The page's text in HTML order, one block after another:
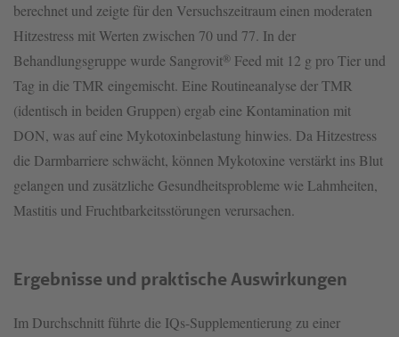
berechnet und zeigte für den Versuchszeitraum einen moderaten
Hitzestress mit Werten zwischen 70 und 77. In der
Behandlungsgruppe wurde Sangrovit® Feed mit 12 g pro Tier und
Tag in die TMR eingemischt. Eine Routineanalyse der TMR
(identisch in beiden Gruppen) ergab eine Kontamination mit
DON, was auf eine Mykotoxinbelastung hinwies. Da Hitzestress
die Darmbarriere schwächt, können Mykotoxine verstärkt ins Blut
gelangen und zusätzliche Gesundheitsprobleme wie Lahmheiten,
Mastitis und Fruchtbarkeitsstörungen verursachen.
Ergebnisse und praktische Auswirkungen
Im Durchschnitt führte die IQs-Supplementierung zu einer